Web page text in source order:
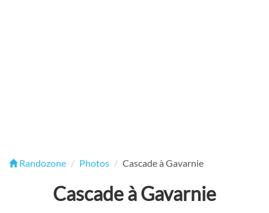
Randozone Photos Cascade à Gavarnie
Cascade à Gavarnie